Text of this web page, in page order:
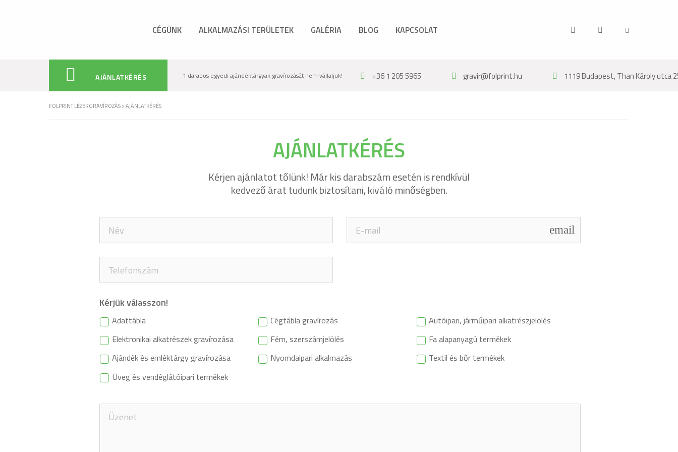
CÉGÜNK ALKALMAZÁSI TERÜLETEK GALÉRIA BLOG KAPCSOLAT
AJÁNLATKÉRÉS 1 darabos egyedi ajándéktárgyak gravírozását nem vállaljuk! +36 1 205 5965 gravir@folprint.hu 1119 Budapest, Than Károly utca
FOLPRINT LÉZERGRAVÍROZÁS>AJÁNLATKÉRÉS
AJÁNLATKÉRÉS
Kérjen ajánlatot tőlünk! Már kis darabszám esetén is rendkívül
kedvező árat tudunk biztosítani, kiváló minőségben.
email
Kérjük válasszon!
Adattábla Cégtábla gravírozás
Autóipari, járműipari alkatrészjelölés
Elektronikai alkatrészek gravírozása
Fém, szerszámjelölés
Fa alapanyagú termékek
Ajándék és emléktárgy gravírozása
Nyomdaipari alkalmazás
Textil és bőr termékek
Üveg és vendéglátóipari termékek